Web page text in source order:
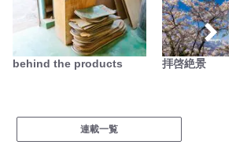
behind the products 拝啓絶景
連載一覧